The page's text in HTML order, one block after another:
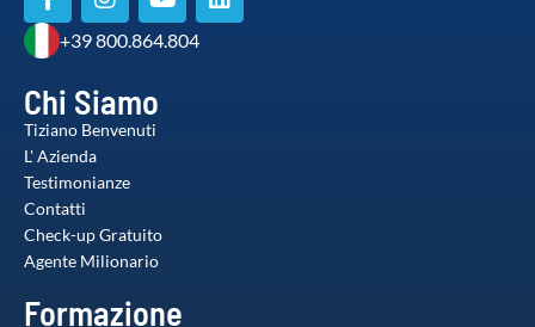
+39 800.864.804
Chi Siamo
Tiziano Benvenuti
L' Azienda
Testimonianze
Contatti
Check-up Gratuito
Agente Milionario
Formazione